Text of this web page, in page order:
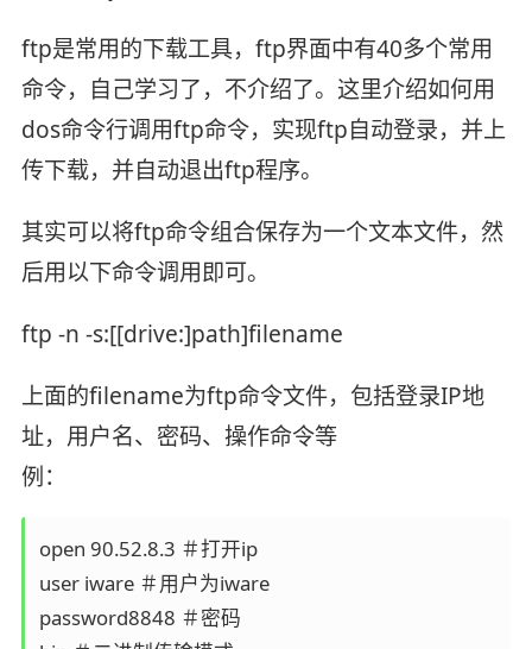
ftp是常用的下载工具，ftp界面中有40多个常用
命令，自己学习了，不介绍了。这里介绍如何用
dos命令行调用ftp命令，实现ftp自动登录，并上
传下载，并自动退出ftp程序。
其实可以将ftp命令组合保存为一个文本文件，然
后用以下命令调用即可。
ftp -n -s:[[drive:]path]filename
上面的filename为ftp命令文件，包括登录IP地
址，用户名、密码、操作命令等
例：
open 90.52.8.3 ＃打开ip
user iware ＃用户为iware
password8848 ＃密码